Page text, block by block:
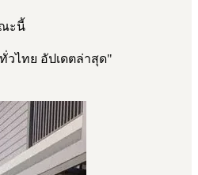
ะนี้
วไทย อัปเดตล่าสุด"